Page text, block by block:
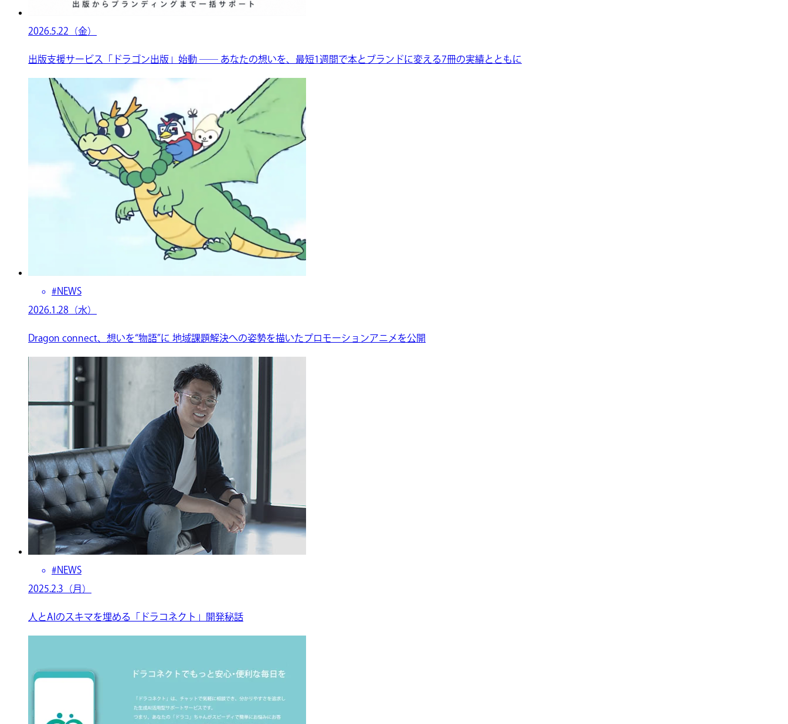
2026.5.22（金）
出版支援サービス「ドラゴン出版」始動 ── あなたの想いを、最短1週間で本とブランドに変える7冊の実績とともに
#NEWS
2026.1.28（水）
Dragon connect、想いを“物語”に 地域課題解決への姿勢を描いたプロモーションアニメを公開
#NEWS
2025.2.3（月）
人とAIのスキマを埋める「ドラコネクト」開発秘話